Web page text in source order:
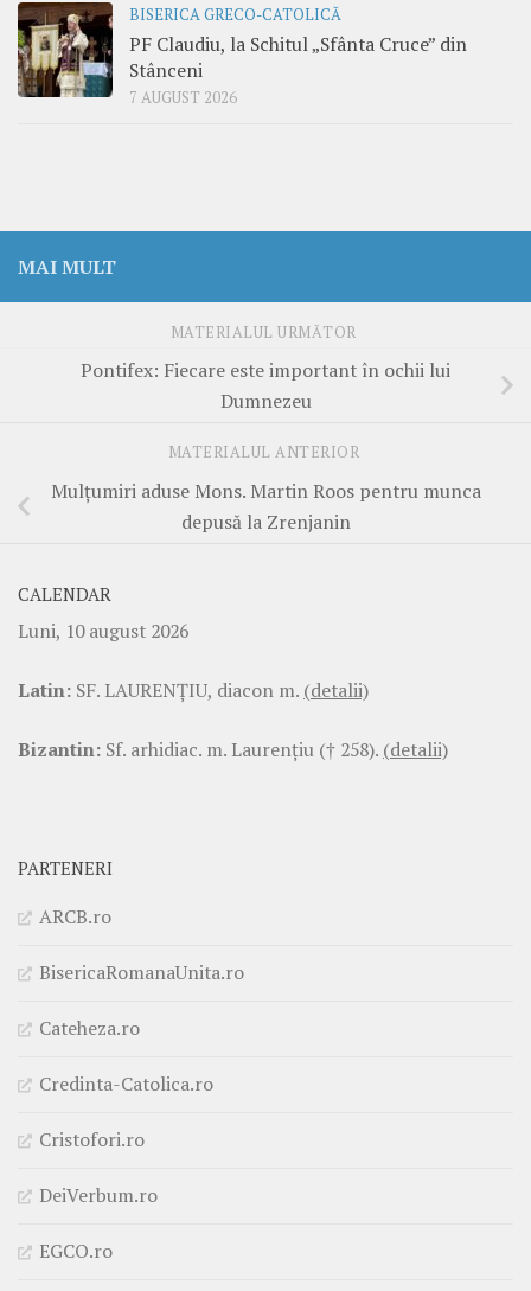
BISERICA GRECO-CATOLICĂ
PF Claudiu, la Schitul „Sfânta Cruce” din
Stânceni
7 AUGUST 2026
MAI MULT
MATERIALUL URMĂTOR
Pontifex: Fiecare este important în ochii lui
Dumnezeu
MATERIALUL ANTERIOR
Mulțumiri aduse Mons. Martin Roos pentru munca
depusă la Zrenjanin
CALENDAR
Luni, 10 august 2026
Latin: SF. LAURENŢIU, diacon m. (detalii)
Bizantin: Sf. arhidiac. m. Laurenţiu († 258). (detalii)
PARTENERI
ARCB.ro
BisericaRomanaUnita.ro
Cateheza.ro
Credinta-Catolica.ro
Cristofori.ro
DeiVerbum.ro
EGCO.ro